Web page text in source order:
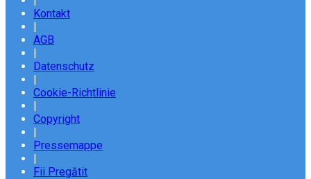
Kontakt
|
AGB
|
Datenschutz
|
Cookie-Richtlinie
|
Copyright
|
Pressemappe
|
Fii Pregătit